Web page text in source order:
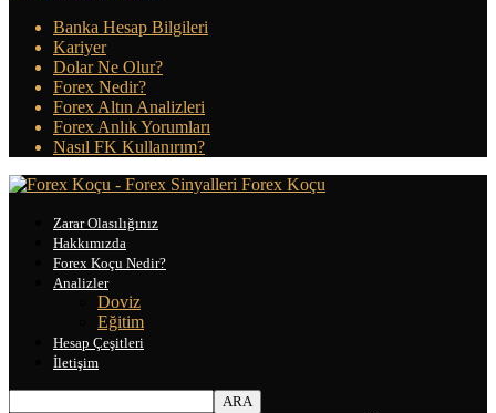
Banka Hesap Bilgileri
Kariyer
Dolar Ne Olur?
Forex Nedir?
Forex Altın Analizleri
Forex Anlık Yorumları
Nasıl FK Kullanırım?
Forex Koçu
Zarar Olasılığınız
Hakkımızda
Forex Koçu Nedir?
Analizler
Doviz
Eğitim
Hesap Çeşitleri
İletişim